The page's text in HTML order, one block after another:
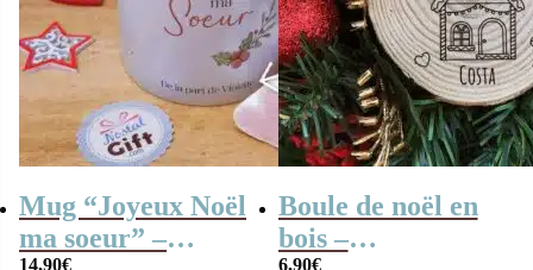
Mug “Joyeux Noël
ma soeur” –
14,90€
Boule de noël en
bois –
6,90€